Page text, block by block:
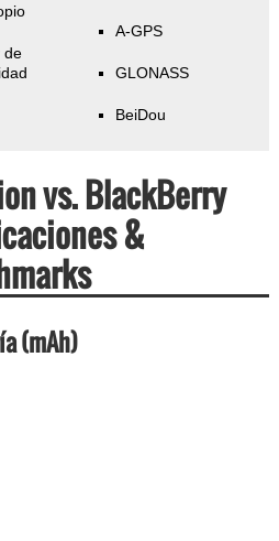
de
A-GPS
GLONASS
BeiDou
vs. BlackBerry
&
(mAh)